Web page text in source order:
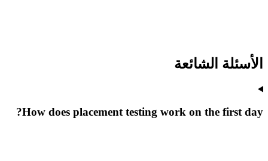
الأسئلة الشائعة
How does placement testing work on the first day?